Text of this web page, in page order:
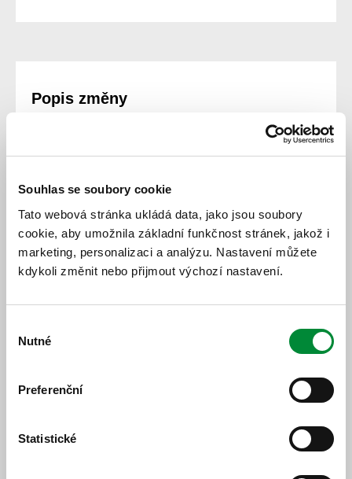
Souhlas se soubory cookie
Tato webová stránka ukládá data, jako jsou soubory
cookie, aby umožnila základní funkčnost stránek, jakož i
marketing, personalizaci a analýzu. Nastavení můžete
kdykoli změnit nebo přijmout výchozí nastavení.
souhlasu
Nutné
Preferenční
Statistické
Popis změny
572/1 Přeštice,,žel.st. (05:45) - Ptenín (06:10) je
mimořádně ukončen v zastávce Merklín, Kloušov,
572/2 Ptenín (06:10) - Přeštice,,žel.st. (06:39)
odřeknut. Cestující využijí následující spoj 572/8.
bude o cca 10 minut opožděn.
Jízdní řád